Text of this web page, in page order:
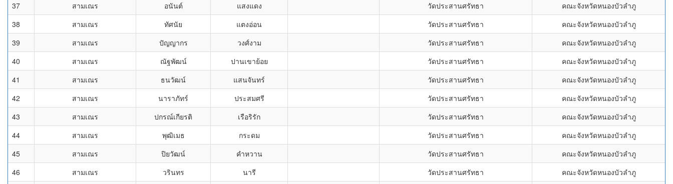
37
สามเณร อนันต์ แสงแดง วัดประสานศรัทธา
คณะจังหวัดหนองบัวลำภู
38
สามเณร ทัศนัย แตงอ่อน วัดประสานศรัทธา
คณะจังหวัดหนองบัวลำภู
39
สามเณร ปัญญากร วงศ์งาม วัดประสานศรัทธา
คณะจังหวัดหนองบัวลำภู
40
สามเณร ณัฐพัฒน์ ปานเขาย้อย วัดประสานศรัทธา
คณะจังหวัดหนองบัวลำภู
41
สามเณร ธนวัฒน์ แสนจันทร์ วัดประสานศรัทธา
คณะจังหวัดหนองบัวลำภู
42
สามเณร นาราภัทร์ ประสมศรี วัดประสานศรัทธา
คณะจังหวัดหนองบัวลำภู
43
สามเณร ปกรณ์เกียรติ เรือริรัก วัดประสานศรัทธา
คณะจังหวัดหนองบัวลำภู
44
สามเณร พุฒิเมธ กระดม วัดประสานศรัทธา
คณะจังหวัดหนองบัวลำภู
45
สามเณร ปิยวัฒน์ คำหวาน วัดประสานศรัทธา
คณะจังหวัดหนองบัวลำภู
46
สามเณร วรินทร นารี วัดประสานศรัทธา คณะจังหวัดหนองบัวลำภู